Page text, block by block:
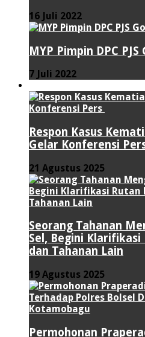
16 Juli 2022
MYP Pimpin DPC
7 Juli 2022
Respon Kasus
Gelar Konferensi
21 Agustus 2025
Seorang Tahanan
Sel, Begini
dan Tahanan Lain
19 Agustus 2025
Permohonan